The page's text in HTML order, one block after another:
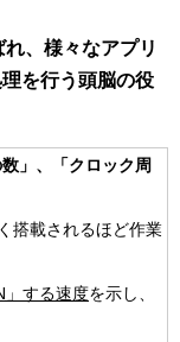
れ、様々なアプリ
を行う頭脳の役
」、「クロック周
搭載されるほど作業
」する速度を示し、